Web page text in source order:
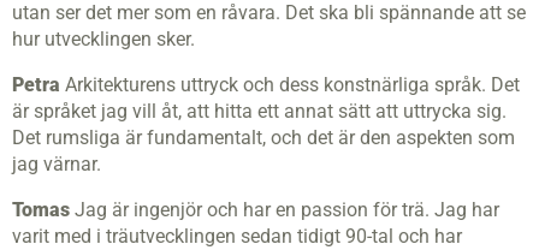
utan ser det mer som en råvara. Det ska bli spännande att se
hur utvecklingen sker.
Petra Arkitekturens uttryck och dess konstnärliga språk. Det
är språket jag vill åt, att hitta ett annat sätt att uttrycka sig.
Det rumsliga är fundamentalt, och det är den aspekten som
jag värnar.
Tomas Jag är ingenjör och har en passion för trä. Jag har
varit med i träutvecklingen sedan tidigt 90-tal och har